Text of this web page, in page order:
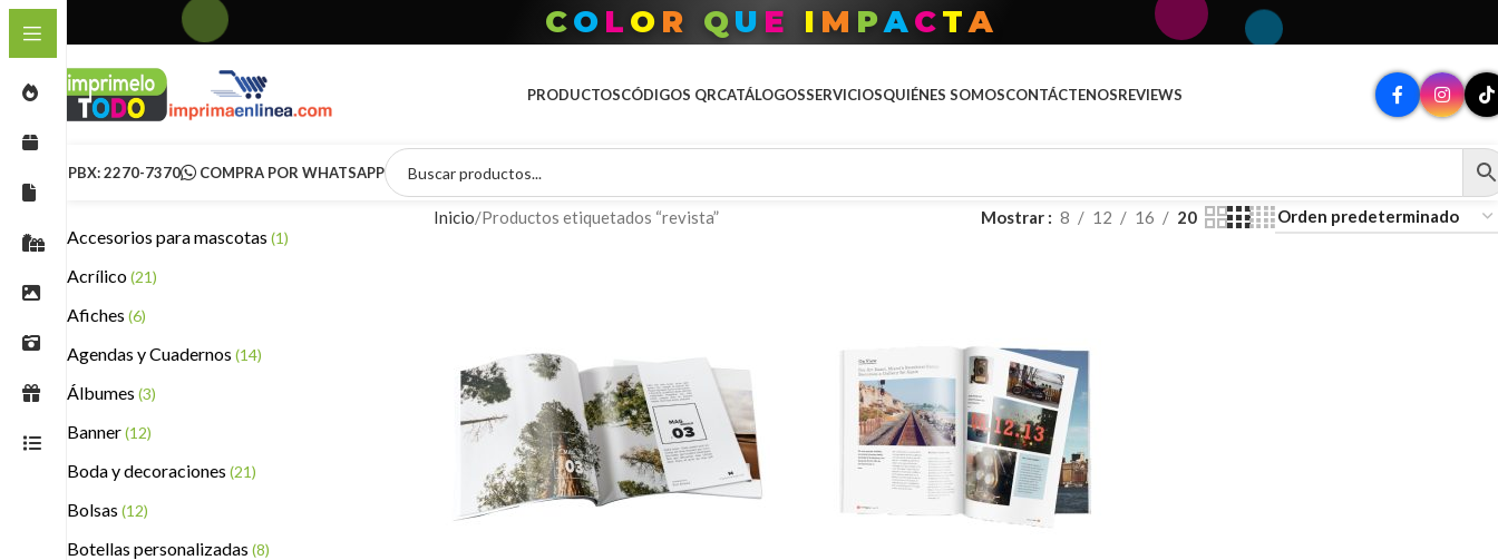
CO L O R Q U E I M PACTA
PRODUCTOSCÓDIGOS QRCATÁLOGOSSERVICIOSQUIÉNES SOMOSCONTÁCTENOSREVIEWS
PBX: 2270-7370 COMPRA POR WHATSAPP
Accesorios para mascotas (1)
Acrílico(21)
Afiches (6)
Agendas y Cuadernos (14)
Álbumes (3)
Banner(12)
Boda y decoraciones (21)
Bolsas (12)
Botellas personalizadas (8)
Inicio Productos etiquetados “revista” Mostrar 8 12 16 20